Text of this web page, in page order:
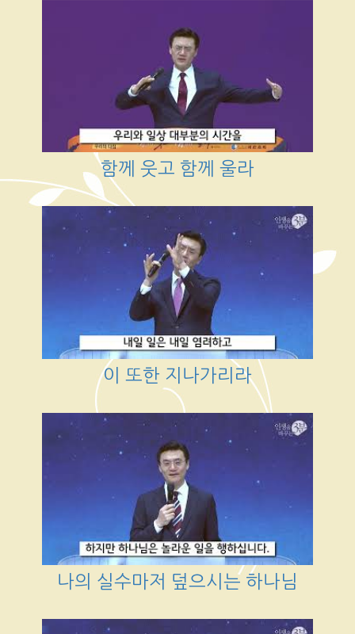
함께 웃고 함께 울라
이 또한 지나가리라
나의 실수마저 덮으시는 하나님